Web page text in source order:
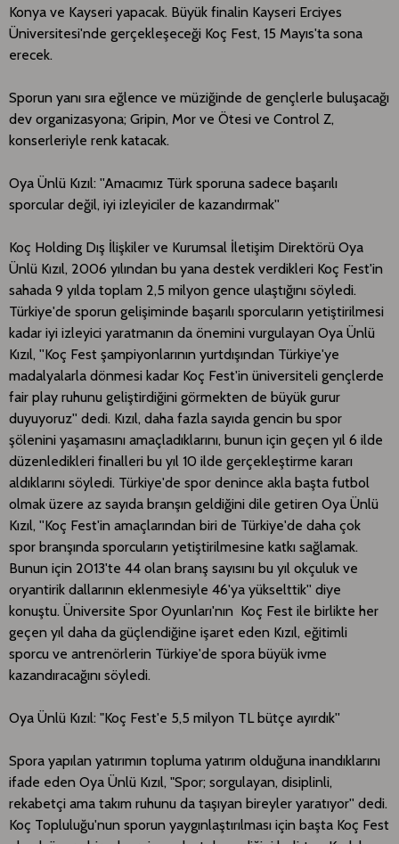
Konya ve Kayseri yapacak. Büyük finalin Kayseri Erciyes
Üniversitesi'nde gerçekleşeceği Koç Fest, 15 Mayıs'ta sona
erecek.
Sporun yanı sıra eğlence ve müziğinde de gençlerle buluşacağı
dev organizasyona; Gripin, Mor ve Ötesi ve Control Z,
konserleriyle renk katacak.
Oya Ünlü Kızıl: ''Amacımız Türk sporuna sadece başarılı
sporcular değil, iyi izleyiciler de kazandırmak''
Koç Holding Dış İlişkiler ve Kurumsal İletişim Direktörü Oya
Ünlü Kızıl, 2006 yılından bu yana destek verdikleri Koç Fest'in
sahada 9 yılda toplam 2,5 milyon gence ulaştığını söyledi.
Türkiye'de sporun gelişiminde başarılı sporcuların yetiştirilmesi
kadar iyi izleyici yaratmanın da önemini vurgulayan Oya Ünlü
Kızıl, ''Koç Fest şampiyonlarının yurtdışından Türkiye'ye
madalyalarla dönmesi kadar Koç Fest'in üniversiteli gençlerde
fair play ruhunu geliştirdiğini görmekten de büyük gurur
duyuyoruz'' dedi. Kızıl, daha fazla sayıda gencin bu spor
şölenini yaşamasını amaçladıklarını, bunun için geçen yıl 6 ilde
düzenledikleri finalleri bu yıl 10 ilde gerçekleştirme kararı
aldıklarını söyledi. Türkiye'de spor denince akla başta futbol
olmak üzere az sayıda branşın geldiğini dile getiren Oya Ünlü
Kızıl, ''Koç Fest'in amaçlarından biri de Türkiye'de daha çok
spor branşında sporcuların yetiştirilmesine katkı sağlamak.
Bunun için 2013'te 44 olan branş sayısını bu yıl okçuluk ve
oryantirik dallarının eklenmesiyle 46'ya yükselttik'' diye
konuştu. Üniversite Spor Oyunları'nın Koç Fest ile birlikte her
geçen yıl daha da güçlendiğine işaret eden Kızıl, eğitimli
sporcu ve antrenörlerin Türkiye'de spora büyük ivme
kazandıracağını söyledi.​
Oya Ünlü Kızıl: "Koç Fest'e 5,5 milyon TL bütçe ayırdık''
Spora yapılan yatırımın topluma yatırım olduğuna inandıklarını
ifade eden Oya Ünlü Kızıl, "Spor; sorgulayan, disiplinli,
rekabetçi ama takım ruhunu da taşıyan bireyler yaratıyor'' dedi.
Koç Topluluğu'nun sporun yaygınlaştırılması için başta Koç Fest